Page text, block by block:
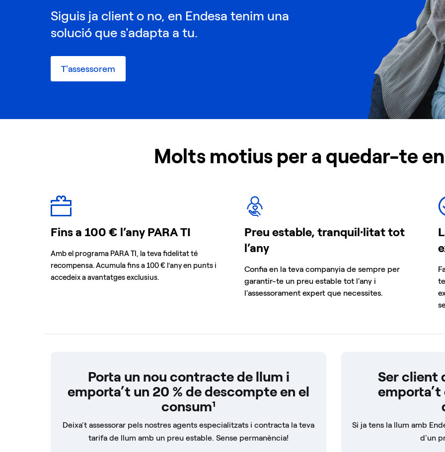
Siguis ja client o no, en Endesa tenim una
solució que s'adapta a tu.
T'assessorem
Molts motius per a quedar-te
Fins a 100 € l’any PARA TI
Amb el programa PARA TI, la teva fidelitat té
recompensa. Acumula fins a 100 € l’any en punts i
accedeix a avantatges exclusius.
Preu estable, tranquil·litat tot
l’any
Confia en la teva companyia de sempre per
garantir-te un preu estable tot l’any i
l’assessorament expert que necessites.
Porta un nou contracte de llum i
emporta’t un 20 % de descompte en el
consum¹
Deixa’t assessorar pels nostres agents especialitzats i contracta la teva
tarifa de llum amb un preu estable. Sense permanència!
Ser client
emporta’t
Si ja tens la llum amb
d'un